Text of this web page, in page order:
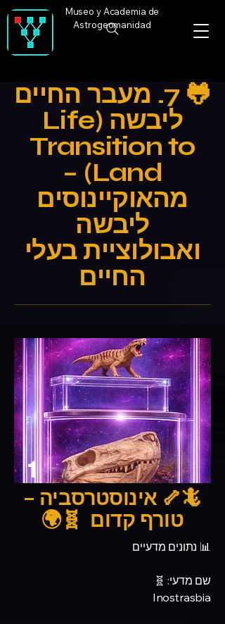
Museo y Academia de
Astrogeomanidad
🐸 7. מעבר החיים
ליבשה (Life
Transition to
Land) –
מהאוקיינוסים
ליבשה
ואבולוציית בעלי
החיים
1
🦎🦴 אינוסטרסביה –
טורף קדום 🧬🌍
📊 נתונים מדעיים
שם מדעי: 🧬
Inostrasbia